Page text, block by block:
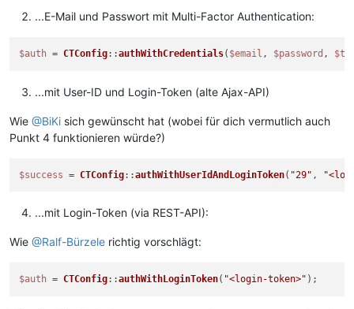
...E-Mail und Passwort mit Multi-Factor Authentication:
$auth = CTConfig::authWithCredentials( $email , $password ,
...mit User-ID und Login-Token (alte Ajax-API)
Wie @BiKi sich gewünscht hat (wobei für dich vermutlich auch
Punkt 4 funktionieren würde?)
$success = CTConfig::authWithUserIdAndLoginToken( "29" ,
...mit Login-Token (via REST-API):
Wie @Ralf-Bürzele richtig vorschlägt:
$auth = CTConfig::authWithLoginToken( "<login-token>"